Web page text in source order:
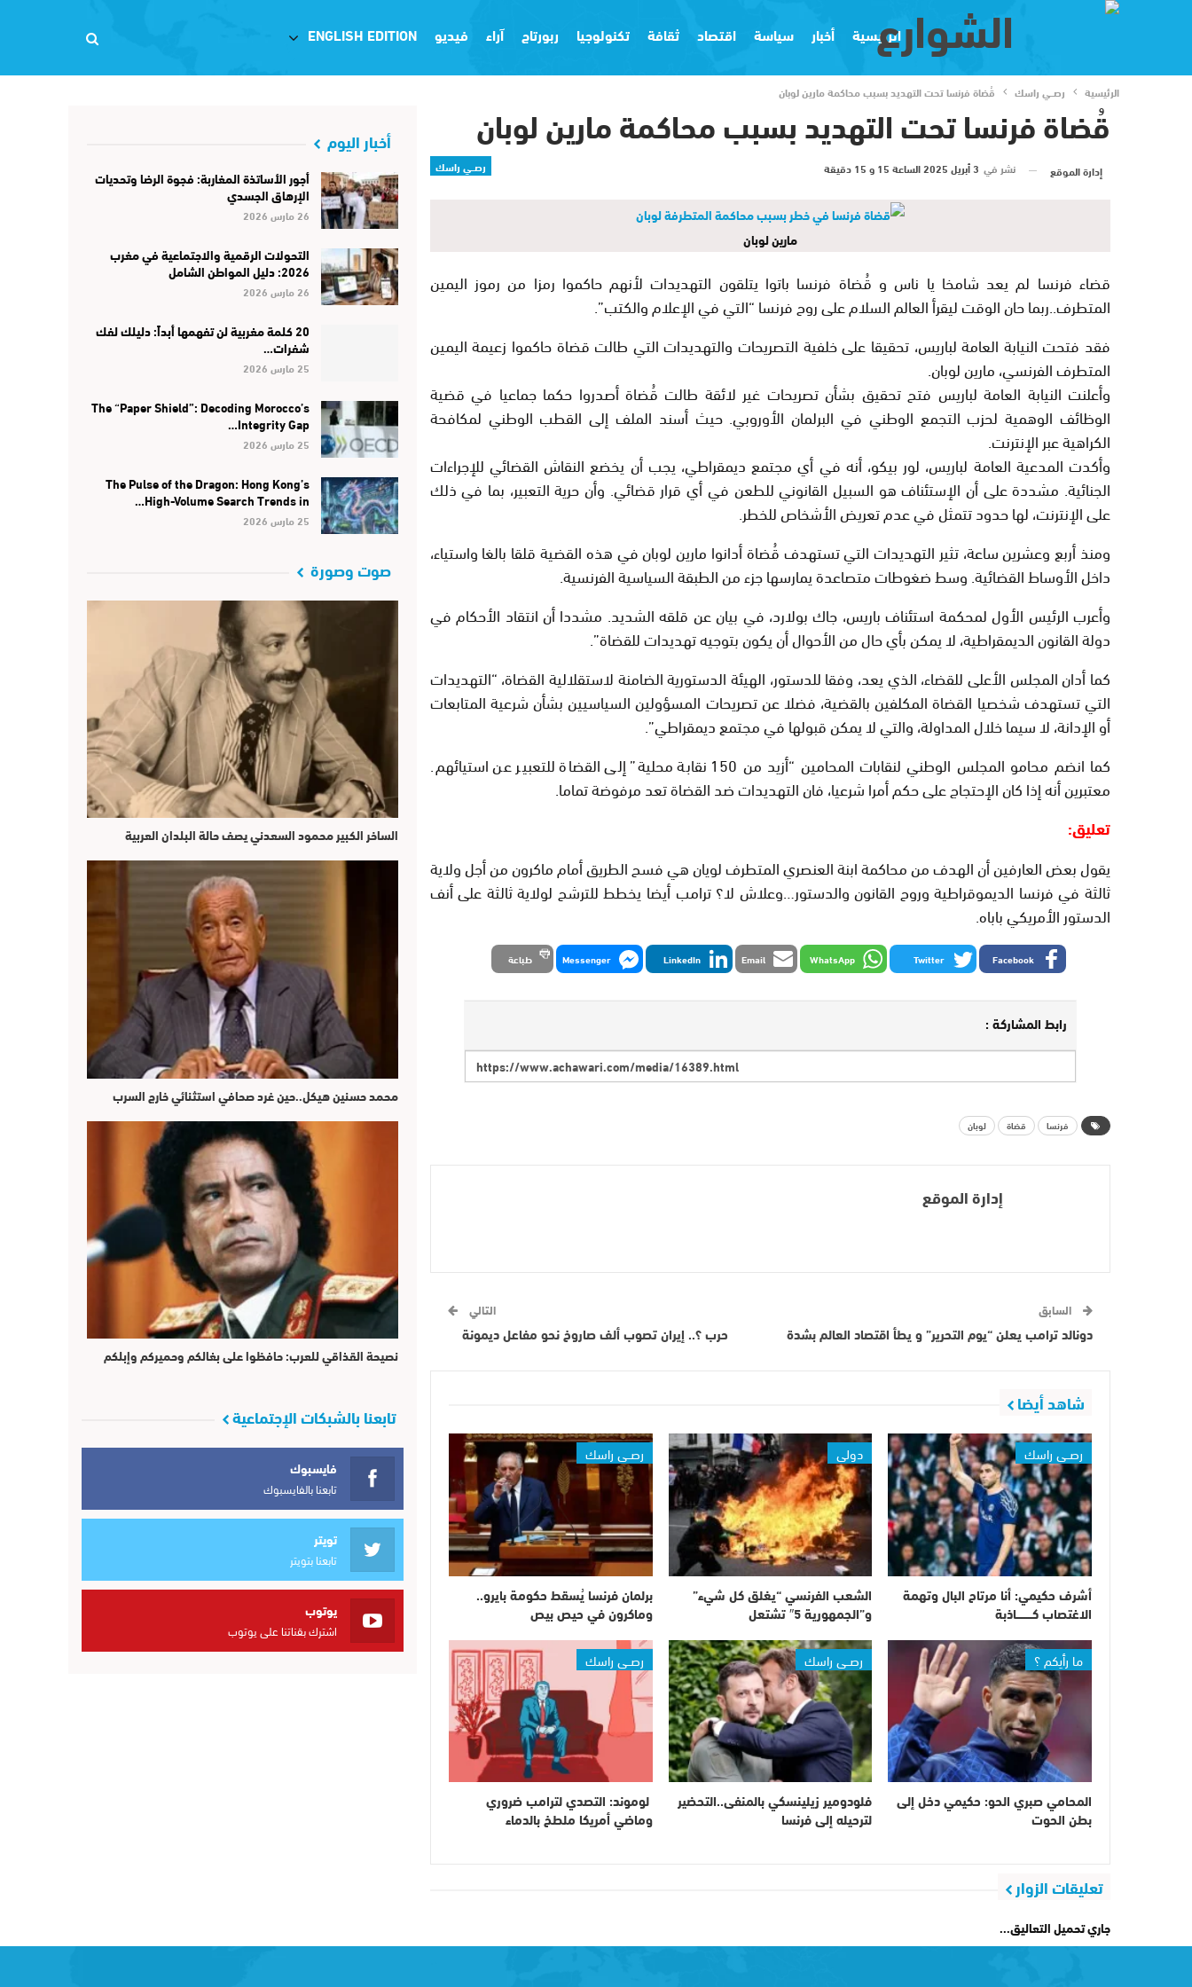
الرئيسية أخبار سياسة اقتصاد ثقافة تكنولوجيا ربورتاج آراء فيديو ENGLISH EDITION
الرئيسية رصــي راسك قُضاة فرنسا تحت التهديد بسبب محاكمة مارين لوبان
قُضاة فرنسا تحت التهديد بسبب محاكمة مارين لوبان
رصــي راسك إدارة الموقع نشر في 3 أبريل 2025 الساعة 15 و 15 دقيقة
مارين لوبان
قضاء فرنسا لم يعد شامخا يا ناس و قُضاة فرنسا باتوا يتلقون التهديدات لأنهم حاكموا رمزا من رموز اليمين
المتطرف..ربما حان الوقت ليقرأ العالم السلام على روح فرنسا “التي في الإعلام والكتب”.
فقد فتحت النيابة العامة لباريس، تحقيقا على خلفية التصريحات والتهديدات التي طالت قضاة حاكموا زعيمة اليمين
المتطرف الفرنسي، مارين لوبان.
وأعلنت النيابة العامة لباريس فتح تحقيق بشأن تصريحات غير لائقة طالت قُضاة أصدروا حكما جماعيا في قضية
الوظائف الوهمية لحزب التجمع الوطني في البرلمان الأوروبي. حيث أسند الملف إلى القطب الوطني لمكافحة
الكراهية عبر الإنترنت.
وأكدت المدعية العامة لباريس، لور بيكو، أنه في أي مجتمع ديمقراطي، يجب أن يخضع النقاش القضائي للإجراءات
الجنائية. مشددة على أن الإستئناف هو السبيل القانوني للطعن في أي قرار قضائي. وأن حرية التعبير، بما في ذلك
على الإنترنت، لها حدود تتمثل في عدم تعريض الأشخاص للخطر.
ومنذ أربع وعشرين ساعة، تثير التهديدات التي تستهدف قُضاة أدانوا مارين لوبان في هذه القضية قلقا بالغا واستياء،
داخل الأوساط القضائية. وسط ضغوطات متصاعدة يمارسها جزء من الطبقة السياسية الفرنسية.
وأعرب الرئيس الأول لمحكمة استئناف باريس، جاك بولارد، في بيان عن قلقه الشديد. مشددا أن انتقاد الأحكام في
دولة القانون الديمقراطية، لا يمكن بأي حال من الأحوال أن يكون بتوجيه تهديدات للقضاة”.
كما أدان المجلس الأعلى للقضاء، الذي يعد، وفقا للدستور، الهيئة الدستورية الضامنة لاستقلالية القضاة، “التهديدات
التي تستهدف شخصيا القضاة المكلفين بالقضية، فضلا عن تصريحات المسؤولين السياسيين بشأن شرعية المتابعات
أو الإدانة، لا سيما خلال المداولة، والتي لا يمكن قبولها في مجتمع ديمقراطي”.
كما انضم محامو المجلس الوطني لنقابات المحامين “أزيد من 150 نقابة محلية” إلى القضاة للتعبير عن استيائهم.
معتبرين أنه إذا كان الإحتجاج على حكم أمرا شرعيا، فان التهديدات ضد القضاة تعد مرفوضة تماما.
تعليق:
يقول بعض العارفين أن الهدف من محاكمة ابنة العنصري المتطرف لويان هي فسح الطريق أمام ماكرون من أجل ولاية
ثالثة في فرنسا الديموقراطية وروح القانون والدستور…وعلاش لا؟ ترامب أيضا يخطط للترشح لولاية ثالثة على أنف
الدستور الأمريكي باباه.
Facebook
Twitter
WhatsApp
Email
LinkedIn
Messenger طباعة
رابط المشاركة :
فرنسا قضاة لوبان
إدارة الموقع
السابق
دونالد ترامب يعلن “يوم التحرير” و يطأ اقتصاد العالم بشدة
التالي
حرب ؟.. إيران تصوب ألف صاروخ نحو مفاعل ديمونة
شاهد أيضا
رصــي راسك
أشرف حكيمي: أنا مرتاح البال وتهمة
الاغتصاب كـــــــــاذبة
دولي
الشعب الفرنسي “يغلق كل شيء”
و”الجمهورية 5″ تشتعل
رصــي راسك
برلمان فرنسا يُسقط حكومة بايرو..
وماكرون في حيص بيص
ما رأيكم ؟
المحامي صبري الحو: حكيمي دخل إلى
بطن الحوت
رصــي راسك
فلودومير زيلينسكي بالمنفى..التحضير
لترحيله إلى فرنسا
رصــي راسك
لوموند: التصدي لترامب ضروري
وماضي أمريكا ملطخ بالدماء
تعليقات الزوار
جاري تحميل التعاليق...
أخبار اليوم
أجور الأساتذة المغاربة: فجوة الرضا وتحديات
الإرهاق الجسدي
26 مارس 2026
التحولات الرقمية والاجتماعية في مغرب
2026: دليل المواطن الشامل
26 مارس 2026
20 كلمة مغربية لن تفهمها أبداً: دليلك لفك
شفرات…
25 مارس 2026
The “Paper Shield”: Decoding Morocco’s
Integrity Gap…
25 مارس 2026
The Pulse of the Dragon: Hong Kong’s
High-Volume Search Trends in…
25 مارس 2026
صوت وصورة
الساخر الكبير محمود السعدني يصف حالة البلدان العربية
محمد حسنين هيكل..حين غرد صحافي استثنائي خارج السرب
نصيحة القذاقي للعرب: حافظوا على بغالكم وحميركم وإبلكم
تابعنا بالشبكات الإجتماعية
فايسبوك
تابعنا بالفايسبوك
تويتر
تابعنا بتويتر
يوتوب
اشترك بقناتنا على يوتوب